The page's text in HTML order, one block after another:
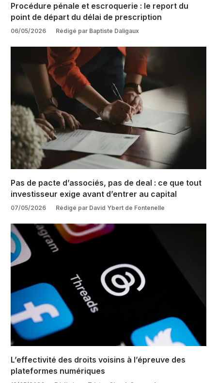
L’effectivité des droits voisins à l’épreuve des
plateformes numériques
Pas de pacte d’associés, pas de deal : ce que tout
investisseur exige avant d’entrer au capital
07/05/2026 Rédigé par David Ybert de Fontenelle
Procédure pénale et escroquerie : le report du
point de départ du délai de prescription
06/05/2026 Rédigé par Baptiste Daligaux